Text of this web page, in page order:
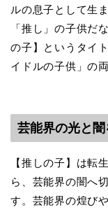
ルの息子として生
「推し」の子供だ
の子】というタイ
イドルの子供」の
芸能界の光と闇
【推しの子】は転
ら、芸能界の闇へ
す。芸能界の煌び